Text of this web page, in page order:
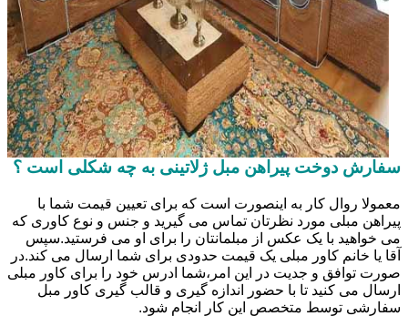
سفارش دوخت پیراهن مبل ژلاتینی به چه شکلی است ؟
معمولا روال کار به اینصورت است که برای تعیین قیمت شما با
پیراهن مبلی مورد نظرتان تماس می گیرید و جنس و نوع کاوری که
می خواهید با یک عکس از مبلمانتان را برای او می فرستید.سپس
آقا یا خانم کاور مبلی یک قیمت حدودی برای شما ارسال می کند.در
صورت توافق و جدیت در این امر،شما ادرس خود را برای کاور مبلی
ارسال می کنید تا با حضور اندازه گیری و قالب گیری کاور مبل
سفارشی توسط متخصص این کار انجام شود.